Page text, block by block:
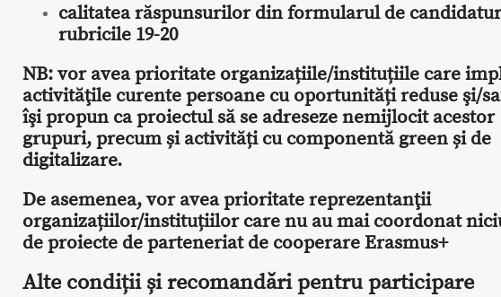
calitatea răspunsurilor din formularul de
rubricile 19-20
NB: vor avea prioritate organizațiile/instituțiile care
activităţile curente persoane cu oportunități reduse şi/
îşi propun ca proiectul să se adreseze nemijlocit acestor
grupuri, precum și activități cu componentă green și de
digitalizare.
De asemenea, vor avea prioritate reprezentanţii
organizațiilor/instituțiilor care nu au mai coordonat
de proiecte de parteneriat de cooperare Erasmus+
Alte condiții și recomandări pentru participare